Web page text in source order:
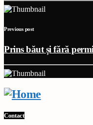
Previous post
Prins băut și fără
Contact